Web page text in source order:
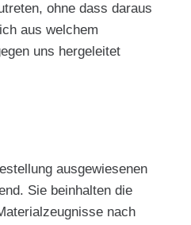
ohne dass daraus
aus welchem
uns hergeleitet
ausgewiesenen
Sie beinhalten die
nach